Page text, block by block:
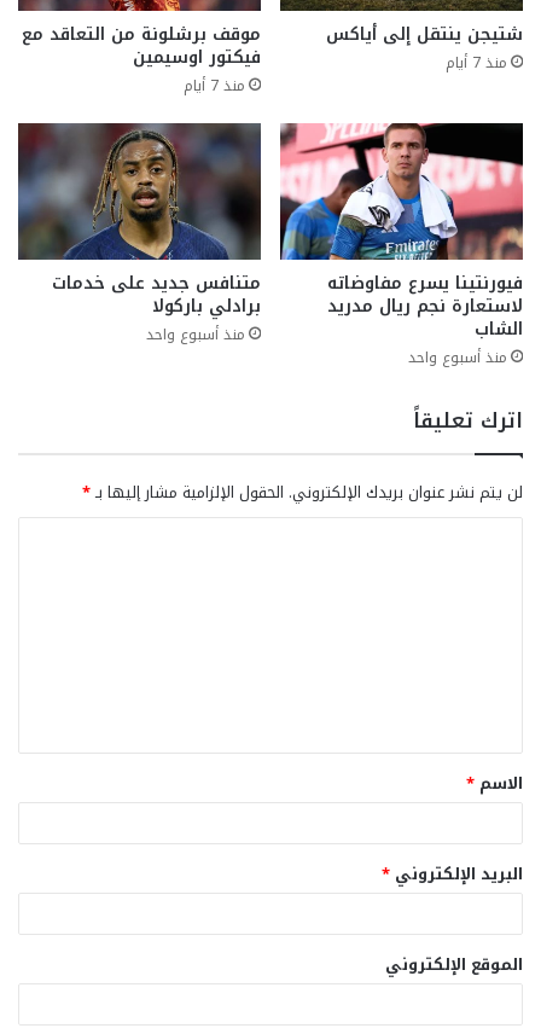
شتيجن ينتقل إلى أياكس
منذ 7 أيام
موقف برشلونة من التعاقد مع
فيكتور اوسيمين
منذ 7 أيام
فيورنتينا يسرع مفاوضاته
لاستعارة نجم ريال مدريد
الشاب
منذ أسبوع واحد
متنافس جديد على خدمات
برادلي باركولا
منذ أسبوع واحد
اترك تعليقاً
لن يتم نشر عنوان بريدك الإلكتروني. الحقول الإلزامية مشار إليها بـ*
ق
*
الاسم *
البريد الإلكتروني *
الموقع الإلكتروني